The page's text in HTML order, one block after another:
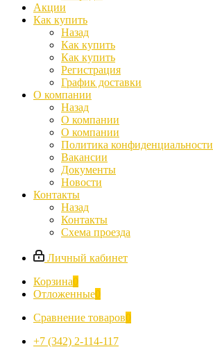
Акции
Как купить
Назад
Как купить
Как купить
Регистрация
График доставки
О компании
Назад
О компании
О компании
Политика конфиденциальности
Вакансии
Документы
Новости
Контакты
Назад
Контакты
Схема проезда
Личный кабинет
Корзина0
Отложенные0
Сравнение товаров0
+7 (342) 2-114-117